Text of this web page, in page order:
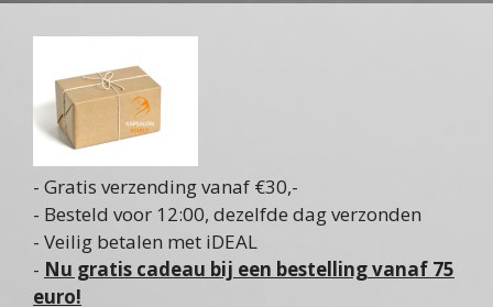
- Gratis verzending vanaf €30,-
- Besteld voor 12:00, dezelfde dag verzonden
- Veilig betalen met iDEAL
- Nu gratis cadeau bij een bestelling vanaf 75
euro!